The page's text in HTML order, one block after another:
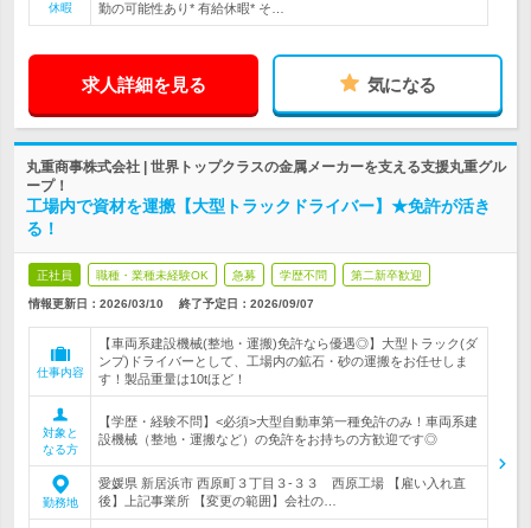
休暇
勤の可能性あり* 有給休暇* そ…
求人詳細を見る 気になる
丸重商事株式会社 | 世界トップクラスの金属メーカーを支える支援丸重グル
ープ！
工場内で資材を運搬【大型トラックドライバー】★免許が活き
る！
正社員 職種・業種未経験OK 急募 学歴不問 第二新卒歓迎
情報更新日：2026/03/10 終了予定日： 2026/09/07
仕事内容
【車両系建設機械(整地・運搬)免許なら優遇◎】大型トラック(ダ
ンプ)ドライバーとして、工場内の鉱石・砂の運搬をお任せしま
す！製品重量は10tほど！
対象と
なる方
【学歴・経験不問】<必須>大型自動車第一種免許のみ！車両系建
設機械（整地・運搬など）の免許をお持ちの方歓迎です◎
勤務地
愛媛県 新居浜市 西原町３丁目３-３３ 西原工場 【雇い入れ直
後】上記事業所 【変更の範囲】会社の…